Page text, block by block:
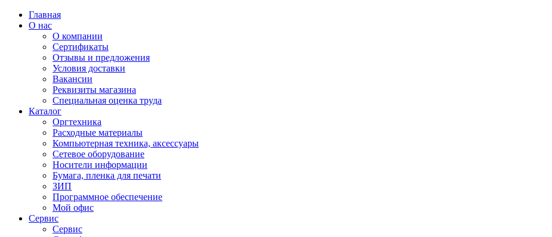
Главная
О нас
О компании
Сертификаты
Отзывы и предложения
Условия доставки
Вакансии
Реквизиты магазина
Специальная оценка труда
Каталог
Оргтехника
Расходные материалы
Компьютерная техника, аксессуары
Сетевое оборудование
Носители информации
Бумага, пленка для печати
ЗИП
Программное обеспечение
Мой офис
Сервис
Сервис